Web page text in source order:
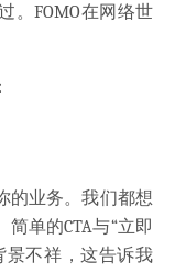
。FOMO在网络世
的业务。我们都想
单的CTA与“立即
景不祥，这告诉我